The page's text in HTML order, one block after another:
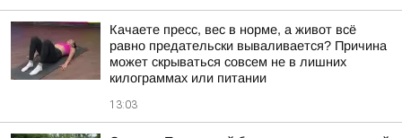
Качаете пресс, вес в норме, а живот всё
равно предательски вываливается? Причина
может скрываться совсем не в лишних
килограммах или питании
13:03